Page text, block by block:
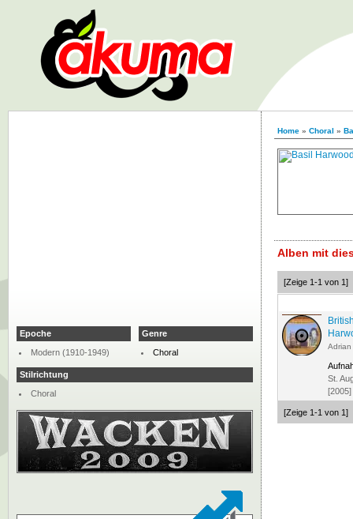
Home » Choral »
Alben mit
[Zeige 1-1 von 1]
St.
[2005]
[Zeige 1-1 von 1]
Epoche
Modern (1910-1949)
Genre
Choral
Stilrichtung
Choral